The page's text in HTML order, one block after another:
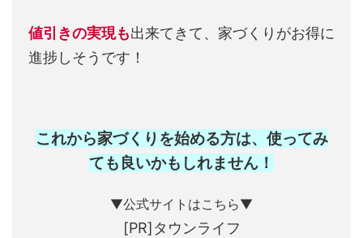
値引きの実現も出来てきて、家づくりがお得に
進捗しそうです！
これから家づくりを始める方は、使ってみ
ても良いかもしれません ！
▼公式サイトはこちら▼
[PR]タウンライフ